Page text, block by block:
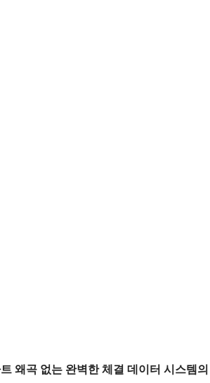
왜곡 없는 완벽한 체결 데이터 시스템